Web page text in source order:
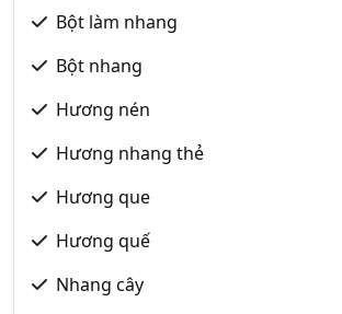
Bột làm nhang
Bột nhang
Hương nén
Hương nhang thẻ
Hương que
Hương quế
Nhang cây